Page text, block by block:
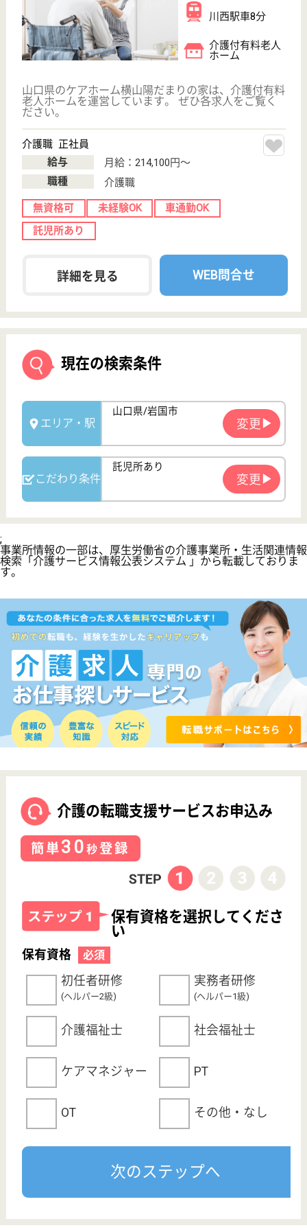
サービス紹介
クリックジョブ介護とは
公式LINE＠
転職ノウハウ
初めての介護転職
介護転職お悩み相談室
介護業界給与データ
転職事例
サイトマップ 利用規約
採用ご担当者様へ お知らせ
『クリックジョブ看護』
介護職求人支援サービス『クリックジョブ介護』運営会社:
ライフワンズ株式会社 ( 厚生労働大臣許可 )13- ユ -303765
Copyright©LifeOnes Ltd. All Rights Reserved